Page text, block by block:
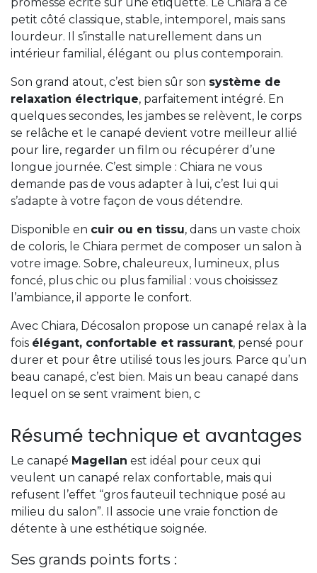
petit côté classique, stable, intemporel, mais sans
lourdeur. Il s’installe naturellement dans un
intérieur familial, élégant ou plus contemporain.
Son grand atout, c’est bien sûr son système de
relaxation électrique, parfaitement intégré. En
quelques secondes, les jambes se relèvent, le corps
se relâche et le canapé devient votre meilleur allié
pour lire, regarder un film ou récupérer d’une
longue journée. C’est simple : Chiara ne vous
demande pas de vous adapter à lui, c’est lui qui
s’adapte à votre façon de vous détendre.
Disponible en cuir ou en tissu, dans un vaste choix
de coloris, le Chiara permet de composer un salon à
votre image. Sobre, chaleureux, lumineux, plus
foncé, plus chic ou plus familial : vous choisissez
l’ambiance, il apporte le confort.
Avec Chiara, Décosalon propose un canapé relax à la
fois élégant, confortable et rassurant, pensé pour
durer et pour être utilisé tous les jours. Parce qu’un
beau canapé, c’est bien. Mais un beau canapé dans
lequel on se sent vraiment bien, c
Résumé technique et avantages
Le canapé Magellan est idéal pour ceux qui
veulent un canapé relax confortable, mais qui
refusent l’effet “gros fauteuil technique posé au
milieu du salon”. Il associe une vraie fonction de
détente à une esthétique soignée.
Ses grands points forts :